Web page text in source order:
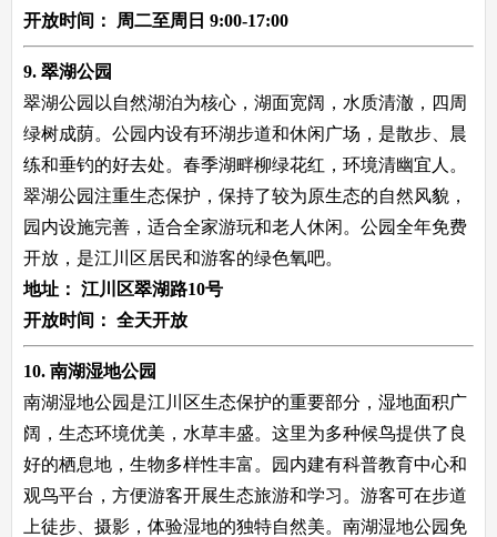
开放时间：
周二至周日 9:00-17:00
9. 翠湖公园
翠湖公园以自然湖泊为核心，湖面宽阔，水质清澈，四周
绿树成荫。公园内设有环湖步道和休闲广场，是散步、晨
练和垂钓的好去处。春季湖畔柳绿花红，环境清幽宜人。
翠湖公园注重生态保护，保持了较为原生态的自然风貌，
园内设施完善，适合全家游玩和老人休闲。公园全年免费
开放，是江川区居民和游客的绿色氧吧。
地址： 江川区翠湖路10号
开放时间： 全天开放
10. 南湖湿地公园
南湖湿地公园是江川区生态保护的重要部分，湿地面积广
阔，生态环境优美，水草丰盛。这里为多种候鸟提供了良
好的栖息地，生物多样性丰富。园内建有科普教育中心和
观鸟平台，方便游客开展生态旅游和学习。游客可在步道
上徒步、摄影，体验湿地的独特自然美。南湖湿地公园免